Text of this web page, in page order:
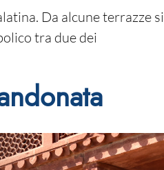
Da alcune terrazze si
tra due dei